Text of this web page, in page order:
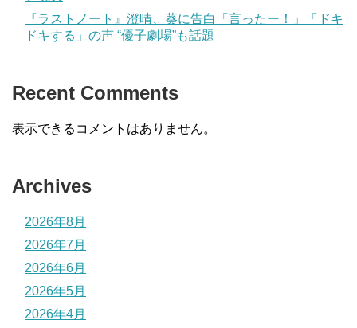
『ラストノート』澄晴、葵に告白「言ったー！」「ドキ
ドキする」の声 “優子劇場”も話題
Recent Comments
表示できるコメントはありません。
Archives
2026年8月
2026年7月
2026年6月
2026年5月
2026年4月